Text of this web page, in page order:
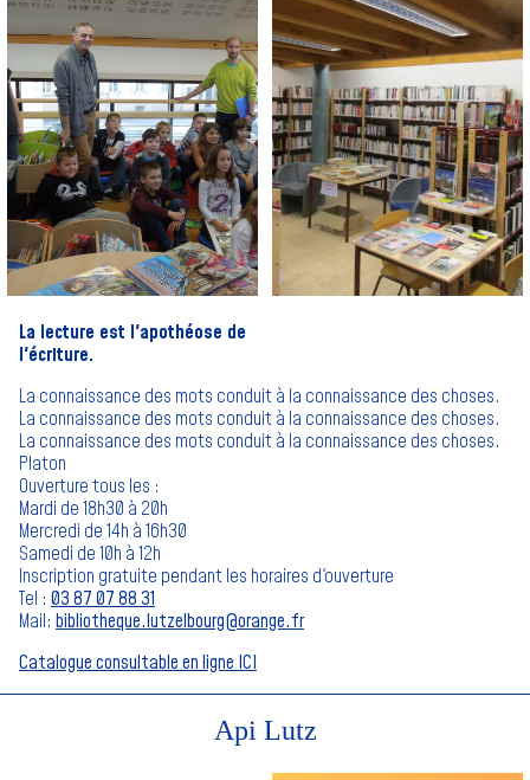
La lecture est l'apothéose de
l'écriture.
La connaissance des mots conduit à la connaissance des choses.
La connaissance des mots conduit à la connaissance des choses.
La connaissance des mots conduit à la connaissance des choses.
Platon
Ouverture tous les :
Mardi de 18h30 à 20h
Mercredi de 14h à 16h30
Samedi de 10h à 12h
Inscription gratuite pendant les horaires d'ouverture
Tel : 03 87 07 88 31
Mail: bibliotheque.lutzelbourg@orange.fr
Catalogue consultable en ligne ICI
Api Lutz